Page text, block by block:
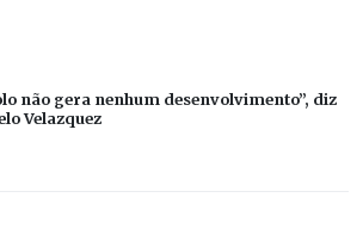
não gera nenhum desenvolvimento”, diz
Velazquez